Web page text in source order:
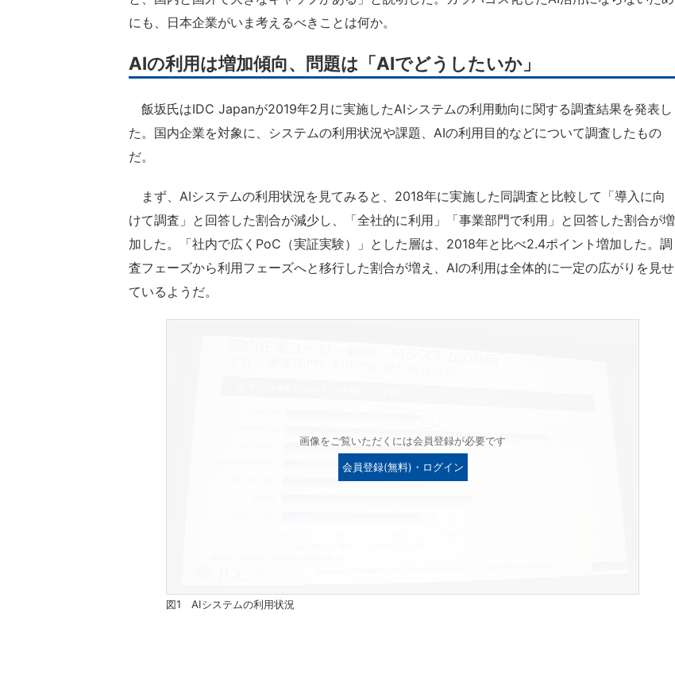
にも、日本企業がいま考えるべきことは何か。
AIの利用は増加傾向、問題は「AIでどうしたいか」
飯坂氏はIDC Japanが2019年2月に実施したAIシステムの利用動向に関する調査結果を発表し
た。国内企業を対象に、システムの利用状況や課題、AIの利用目的などについて調査したもの
だ。
まず、AIシステムの利用状況を見てみると、2018年に実施した同調査と比較して「導入に向
けて調査」と回答した割合が減少し、「全社的に利用」「事業部門で利用」と回答した割合が増
加した。「社内で広くPoC（実証実験）」とした層は、2018年と比べ2.4ポイント増加した。調
査フェーズから利用フェーズへと移行した割合が増え、AIの利用は全体的に一定の広がりを見せ
ているようだ。
画像をご覧いただくには会員登録が必要です
会員登録(無料)・ログイン
図1 AIシステムの利用状況